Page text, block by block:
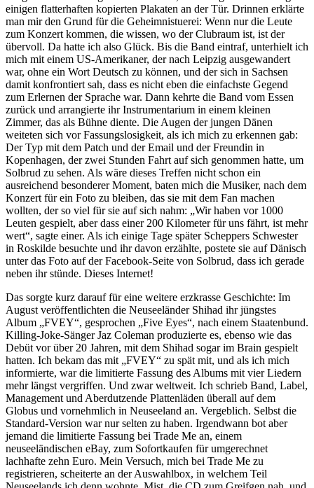
einigen flatterhaften kopierten Plakaten an der Tür. Drinnen erklärte
man mir den Grund für die Geheimnistuerei: Wenn nur die Leute
zum Konzert kommen, die wissen, wo der Clubraum ist, ist der
übervoll. Da hatte ich also Glück. Bis die Band eintraf, unterhielt ich
mich mit einem US-Amerikaner, der nach Leipzig ausgewandert
war, ohne ein Wort Deutsch zu können, und der sich in Sachsen
damit konfrontiert sah, dass es nicht eben die einfachste Gegend
zum Erlernen der Sprache war. Dann kehrte die Band vom Essen
zurück und arrangierte ihr Instrumentarium in einem kleinen
Zimmer, das als Bühne diente. Die Augen der jungen Dänen
weiteten sich vor Fassungslosigkeit, als ich mich zu erkennen gab:
Der Typ mit dem Patch und der Email und der Freundin in
Kopenhagen, der zwei Stunden Fahrt auf sich genommen hatte, um
Solbrud zu sehen. Als wäre dieses Treffen nicht schon ein
ausreichend besonderer Moment, baten mich die Musiker, nach dem
Konzert für ein Foto zu bleiben, das sie mit dem Fan machen
wollten, der so viel für sie auf sich nahm: „Wir haben vor 1000
Leuten gespielt, aber dass einer 200 Kilometer für uns fährt, ist mehr
wert“, sagte einer. Als ich einige Tage später Scheppers Schwester
in Roskilde besuchte und ihr davon erzählte, postete sie auf Dänisch
unter das Foto auf der Facebook-Seite von Solbrud, dass ich gerade
neben ihr stünde. Dieses Internet!
Das sorgte kurz darauf für eine weitere erzkrasse Geschichte: Im
August veröffentlichten die Neuseeländer Shihad ihr jüngstes
Album „FVEY“, gesprochen „Five Eyes“, nach einem Staatenbund.
Killing-Joke-Sänger Jaz Coleman produzierte es, ebenso wie das
Debüt vor über 20 Jahren, mit dem Shihad sogar im Brain gespielt
hatten. Ich bekam das mit „FVEY“ zu spät mit, und als ich mich
informierte, war die limitierte Fassung des Albums mit vier Liedern
mehr längst vergriffen. Und zwar weltweit. Ich schrieb Band, Label,
Management und Aberdutzende Plattenläden überall auf dem
Globus und vornehmlich in Neuseeland an. Vergeblich. Selbst die
Standard-Version war nur selten zu haben. Irgendwann bot aber
jemand die limitierte Fassung bei Trade Me an, einem
neuseeländischen eBay, zum Sofortkaufen für umgerechnet
lachhafte zehn Euro. Mein Versuch, mich bei Trade Me zu
registrieren, scheiterte an der Auswahlbox, in welchem Teil